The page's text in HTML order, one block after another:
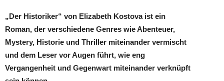
„Der Historiker“ von Elizabeth Kostova ist ein
Roman, der verschiedene Genres wie Abenteuer,
Mystery, Historie und Thriller miteinander vermischt
und dem Leser vor Augen führt, wie eng
Vergangenheit und Gegenwart miteinander verknüpft